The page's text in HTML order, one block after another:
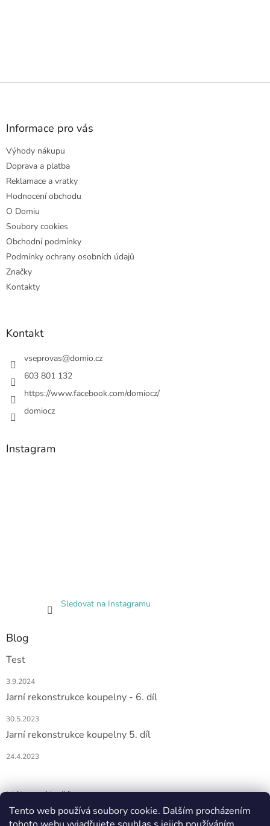
Tento web používá soubory cookie. Dalším procházením
Z
Informace pro vás
Výhody nákupu
Doprava a platba
Reklamace a vratky
Hodnocení obchodu
O Domiu
Soubory cookies
Obchodní podmínky
Podmínky ochrany osobních údajů
Značky
Kontakty
Kontakt
vseprovas@domio.cz
603 801 132
https://www.facebook.com/domiocz/
domiocz
Instagram
Sledovat na Instagramu
Blog
Test
3.9.2024
Jarní rekonstrukce koupelny - 6. díl
30.5.2023
Jarní rekonstrukce koupelny 5. díl
24.4.2023
Nákupní košík
0KS /0 KČ